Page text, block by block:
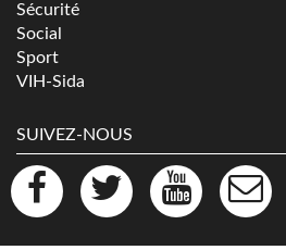
Sécurité
Social
Sport
VIH-Sida
SUIVEZ-NOUS